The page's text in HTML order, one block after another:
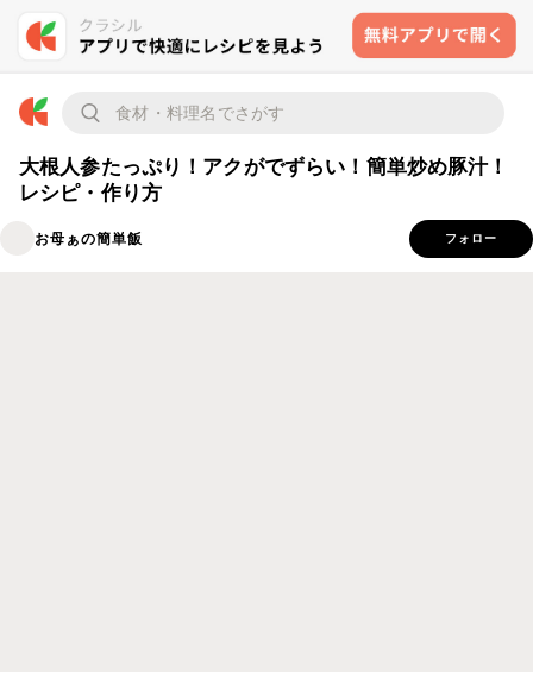
大根人参たっぷり！アクがでずらい！簡単炒め豚汁！
レシピ・作り方
お母ぁの簡単飯 フォロー